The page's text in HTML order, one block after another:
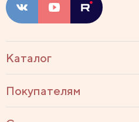
Каталог
Покупателям